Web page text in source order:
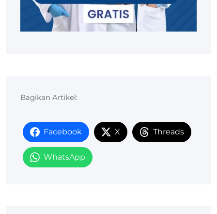
Bagikan Artikel:
Facebook X Threads
WhatsApp